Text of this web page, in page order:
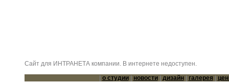
Сайт для ИНТРАНЕТА компании. В интернете недоступен.
о студии| новости| дизайн| галерея